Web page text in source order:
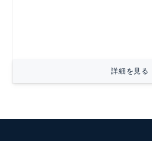
詳細を見る